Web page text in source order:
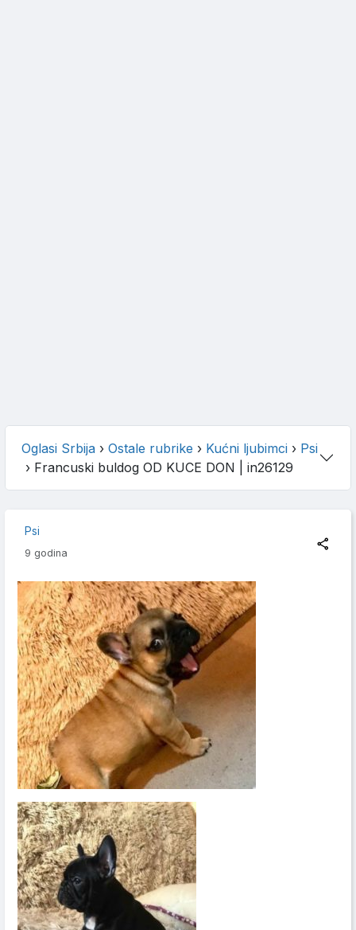
Oglasi Srbija › Ostale rubrike › Kućni ljubimci › Psi
› Francuski buldog OD KUCE DON | in26129
Psi
9 godina